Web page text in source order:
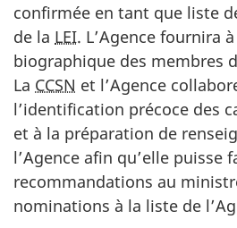
confirmée en tant que liste
de la LEI. L’Agence fournira
biographique des membres
La CCSN et l’Agence
l’identification précoce des
et à la préparation de
l’Agence afin qu’elle puisse
recommandations au
nominations à la liste de